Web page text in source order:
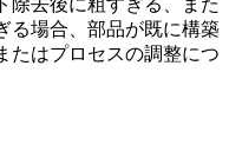
除去後に粗すぎる、また
る場合、部品が既に構築
たはプロセスの調整につ